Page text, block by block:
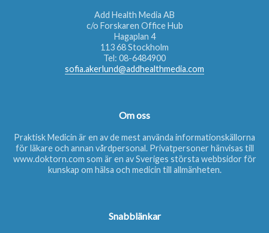
Add Health Media AB
c/o Forskaren Office Hub
Hagaplan 4
113 68 Stockholm
Tel: 08-6484900
sofia.akerlund@addhealthmedia.com
Om oss
Praktisk Medicin är en av de mest använda informationskällorna
för läkare och annan vårdpersonal. Privatpersoner hänvisas till
www.doktorn.com som är en av Sveriges största webbsidor för
kunskap om hälsa och medicin till allmänheten.
Snabblänkar